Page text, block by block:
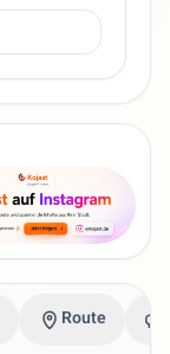
Route